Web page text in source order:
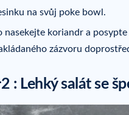
na svůj poke bowl.
nasekejte koriandr a
zázvoru
2 : Lehký salát se